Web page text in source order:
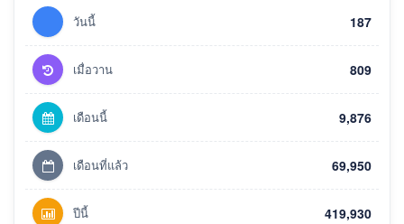
วันนี้ 187
เมื่อวาน 809
เดือนนี้ 9,876
เดือนที่แล้ว 69,950
ปีนี้ 419,930